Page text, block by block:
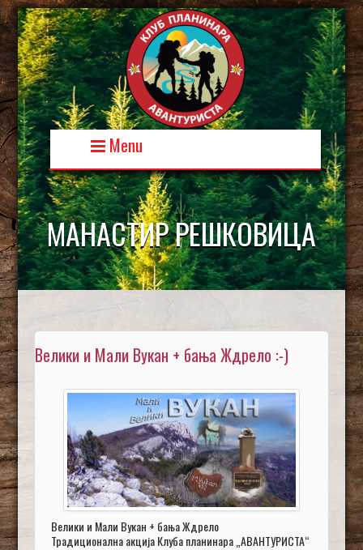
Skip
to
content
Menu
МАНАСТИР РЕШКОВИЦА
Велики и Мали Вукан + бања Ждрело :-)
Велики и Мали Вукан + бања Ждрело
Традиционална акција Клуба планинара „АВАНТУРИСТА“